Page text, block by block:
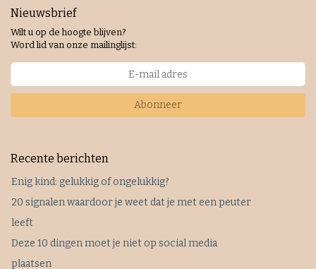
Nieuwsbrief
Wilt u op de hoogte blijven?
Word lid van onze mailinglijst:
Abonneer
Recente berichten
Enig kind: gelukkig of ongelukkig?
20 signalen waardoor je weet dat je met een peuter
leeft
Deze 10 dingen moet je niet op social media
plaatsen